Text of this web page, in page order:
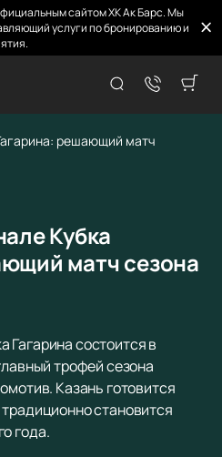
сайтом ХК Ак Барс. Мы
услуги по бронированию и
решающий матч
Кубка
матч сезона
состоится в
трофей сезона
Казань готовится
становится
года.